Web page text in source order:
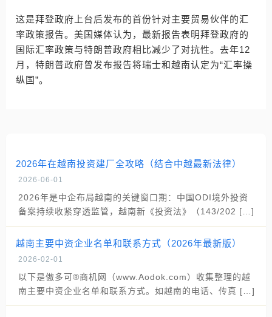
这是拜登政府上台后发布的首份针对主要贸易伙伴的汇
率政策报告。美国媒体认为，最新报告表明拜登政府的
国际汇率政策与特朗普政府相比减少了对抗性。去年12
月，特朗普政府曾发布报告将瑞士和越南认定为“汇率操
纵国”。
2026年在越南投资建厂全攻略（结合中越最新法律）
2026-06-01
2026年是中企布局越南的关键窗口期：中国ODI境外投资
备案持续收紧穿透监管，越南新《投资法》（143/202 […]
越南主要中资企业名单和联系方式（2026年最新版）
2026-02-01
以下是傲多可®商机网（www.Aodok.com）收集整理的越
南主要中资企业名单和联系方式。如越南的电话、传真 […]